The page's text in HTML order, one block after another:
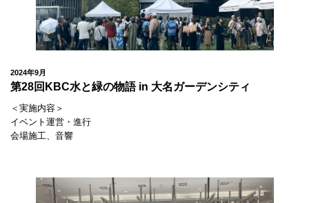
2024年9月
第28回KBC水と緑の物語 in 大名ガーデンシティ
＜実施内容＞
イベント運営・進行
会場施工、音響